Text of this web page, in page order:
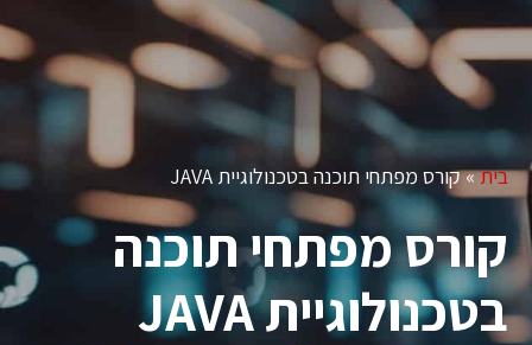
מבדק התאמה להייטק
בית»קורס מפתחי תוכנה בטכנולוגיית JAVA
קורס מפתחי תוכנה
בטכנולוגיית JAVA